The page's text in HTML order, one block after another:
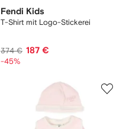
Fendi Kids
T-Shirt mit Logo-Stickerei
374 € 187 €
-45%